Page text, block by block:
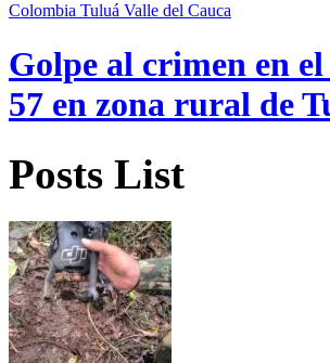
Colombia Tuluá Valle del Cauca
Golpe al crimen en
57 en zona rural de
Posts List